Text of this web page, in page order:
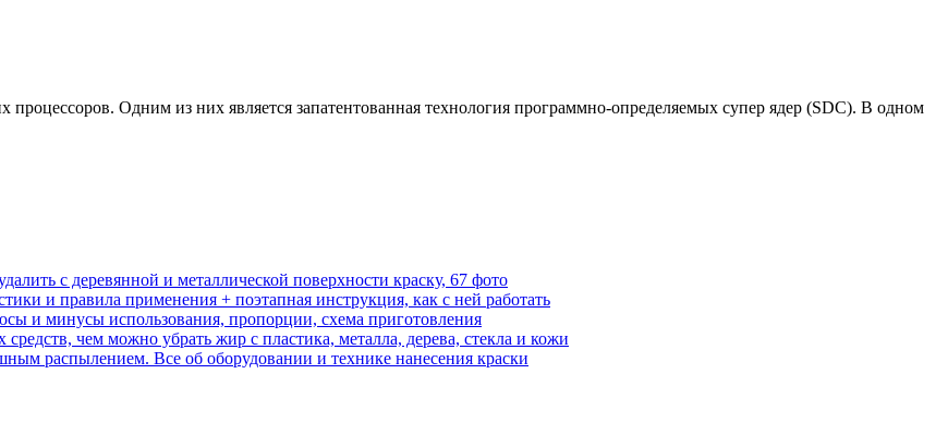
Одним из них является запатентованная технология программно-определяемых супер ядер (SDC). В одном
с деревянной и металлической поверхности краску, 67 фото
и правила применения + поэтапная инструкция, как с ней работать
и минусы использования, пропорции, схема приготовления
чем можно убрать жир с пластика, металла, дерева, стекла и кожи
распылением. Все об оборудовании и технике нанесения краски